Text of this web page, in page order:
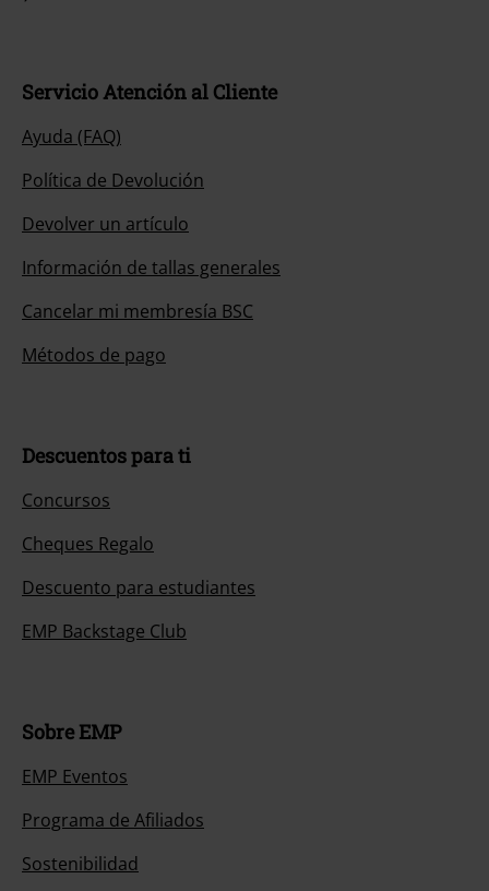
Servicio Atención al Cliente
Ayuda (FAQ)
Política de Devolución
Devolver un artículo
Información de tallas generales
Cancelar mi membresía BSC
Métodos de pago
Descuentos para ti
Concursos
Cheques Regalo
Descuento para estudiantes
EMP Backstage Club
Sobre EMP
EMP Eventos
Programa de Afiliados
Sostenibilidad